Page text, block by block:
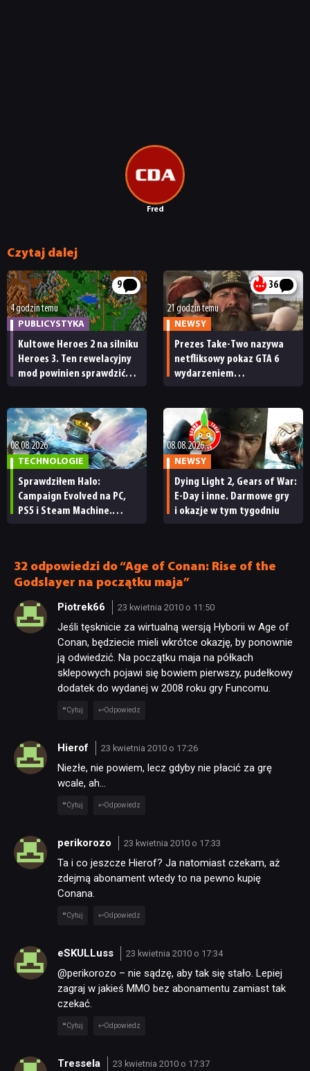
Fred
Czytaj dalej
9
4 godzin temu
PUBLICYSTYKA
Kultowe Heroes 2 na silniku
Heroes 3. Ten rewelacyjny
mod powinien sprawdzić
36
21 godzin temu
NEWSY
Prezes Take-Two nazywa
netfliksowy pokaz GTA 6
wydarzeniem
ma subskrybentów
08.08.2026
TECHNOLOGIE
Sprawdziłem Halo:
Campaign Evolved na PC,
PS5 i Steam Machine.
08.08.2026
NEWSY
Dying Light 2, Gears of War:
E-Day i inne. Darmowe gry
i okazje w tym tygodniu
32 odpowiedzi do “Age of Conan: Rise of the
Godslayer na początku maja”
Piotrek66 23 kwietnia 2010 o 11:50
Jeśli tęsknicie za wirtualną wersją Hyborii w Age of
Conan, będziecie mieli wkrótce okazję, by ponownie
ją odwiedzić. Na początku maja na półkach
sklepowych pojawi się bowiem pierwszy, pudełkowy
dodatek do wydanej w 2008 roku gry Funcomu.
Cytuj Odpowiedz
Hierof 23 kwietnia 2010 o 17:26
Niezłe, nie powiem, lecz gdyby nie płacić za grę
wcale, ah…
Cytuj Odpowiedz
perikorozo 23 kwietnia 2010 o 17:33
Ta i co jeszcze Hierof? Ja natomiast czekam, aż
zdejmą abonament wtedy to na pewno kupię
Conana.
Cytuj Odpowiedz
eSKULLuss 23 kwietnia 2010 o 17:34
@perikorozo – nie sądzę, aby tak się stało. Lepiej
zagraj w jakieś MMO bez abonamentu zamiast tak
czekać.
Cytuj Odpowiedz
Tressela 23 kwietnia 2010 o 17:37